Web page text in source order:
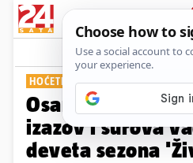
Show
HOĆETE LI PRATITI?
Osamnaest
izazov i surova
deveta sezona